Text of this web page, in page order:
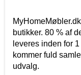
butikker. 80 % af
leveres inden for
kommer fuld
udvalg.